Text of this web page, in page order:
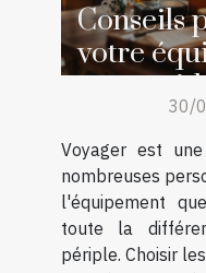
Conseils
votre
voyage
30/
Voyager est
nombreuses
l'équipement
toute la
périple. Choisir